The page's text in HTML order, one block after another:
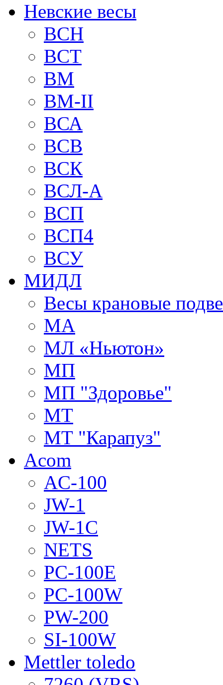
Невские весы
BCH
BCT
BM
BM-II
ВСА
ВСВ
ВСК
ВСЛ-А
ВСП
ВСП4
ВСУ
МИДЛ
Весы крановые
МА
МЛ «Ньютон»
МП
МП "Здоровье"
МТ
МТ "Карапуз"
Acom
AC-100
JW-1
JW-1C
NETS
PC-100E
PC-100W
PW-200
SI-100W
Mettler toledo